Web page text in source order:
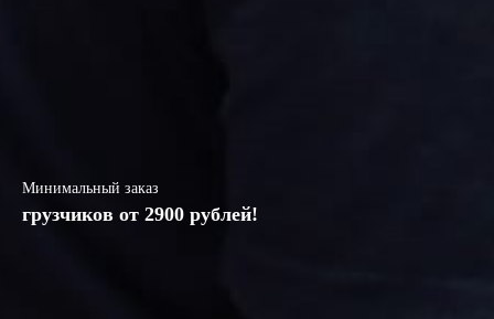
Минимальный заказ
грузчиков от 2900 рублей!